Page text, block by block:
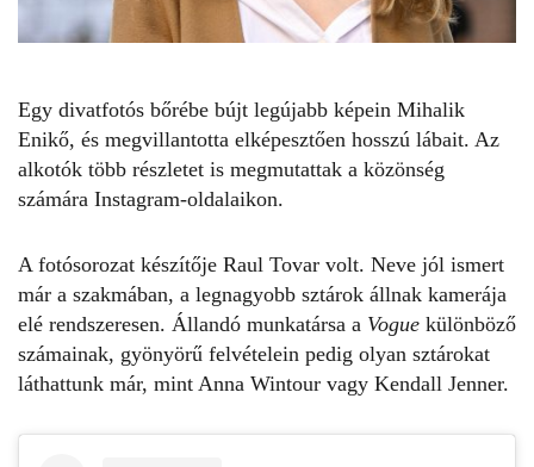
Egy divatfotós bőrébe bújt legújabb képein Mihalik
Enikő, és megvillantotta elképesztően hosszú lábait. Az
alkotók több részletet is megmutattak a közönség
számára Instagram-oldalaikon.
A fotósorozat készítője Raul Tovar volt. Neve jól ismert
már a szakmában, a legnagyobb sztárok állnak kamerája
elé rendszeresen. Állandó munkatársa a Vogue különböző
számainak, gyönyörű felvételein pedig olyan sztárokat
láthattunk már, mint Anna Wintour vagy Kendall Jenner.